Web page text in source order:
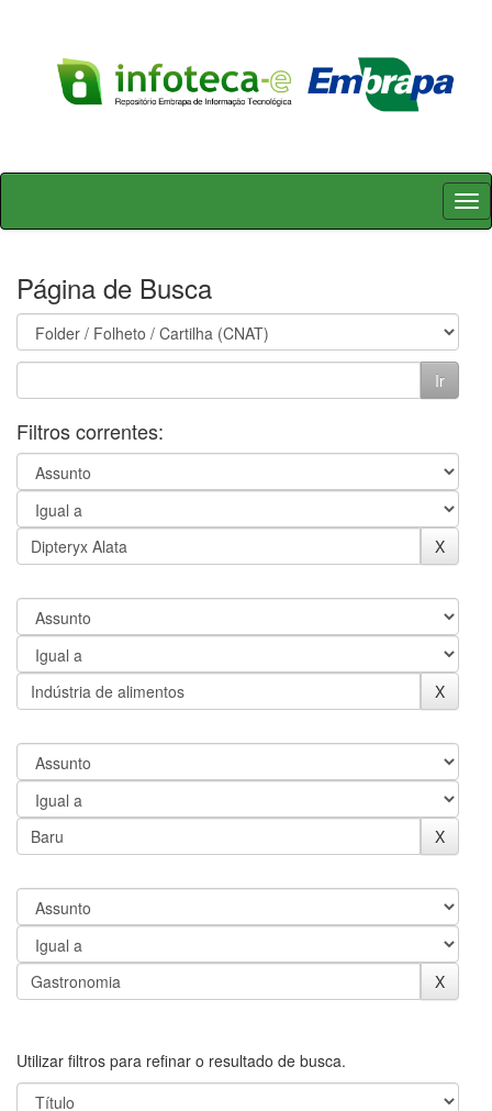
Skip
Página de Busca
Filtros correntes:
Utilizar filtros para refinar o resultado de busca.